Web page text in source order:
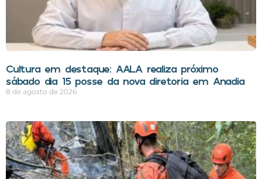
Cultura em destaque: AALA realiza próximo
sábado dia 15 posse da nova diretoria em Anadia
8 de agosto de 2026